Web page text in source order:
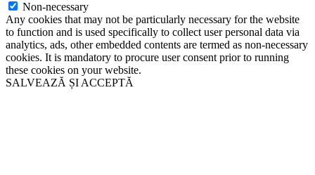
Non-necessary
Any cookies that may not be particularly necessary for the website
to function and is used specifically to collect user personal data via
analytics, ads, other embedded contents are termed as non-necessary
cookies. It is mandatory to procure user consent prior to running
these cookies on your website.
SALVEAZĂ ȘI ACCEPTĂ